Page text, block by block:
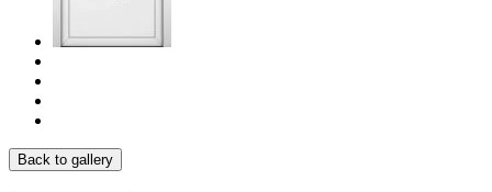
Back to gallery